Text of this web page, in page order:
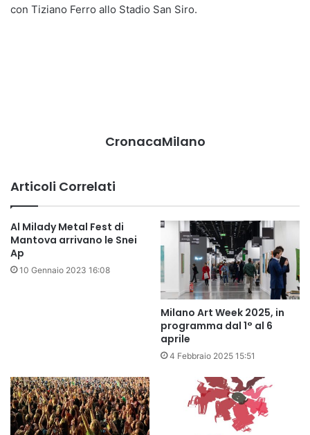
con Tiziano Ferro allo Stadio San Siro.
CronacaMilano
Articoli Correlati
Al Milady Metal Fest di
Mantova arrivano le Snei
Ap
10 Gennaio 2023 16:08
Milano Art Week 2025, in
programma dal 1° al 6
aprile
4 Febbraio 2025 15:51